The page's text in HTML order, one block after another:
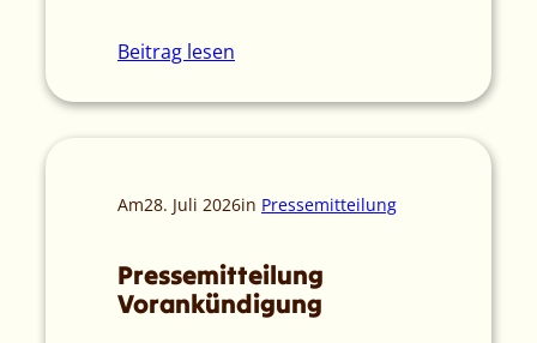
Beitrag lesen
Am28. Juli 2026in Pressemitteilung
Pressemitteilung
Vorankündigung